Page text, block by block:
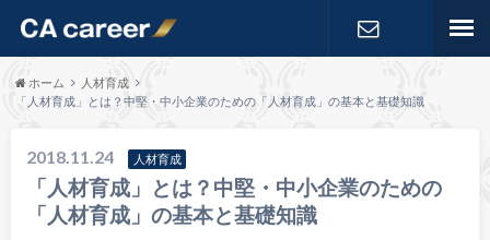
ホーム
人材育成
「人材育成」とは？中堅・中小企業のための「人材育成」の基本と基礎知識
2018.11.24 人材育成
「人材育成」とは？中堅・中小企業のための
「人材育成」の基本と基礎知識